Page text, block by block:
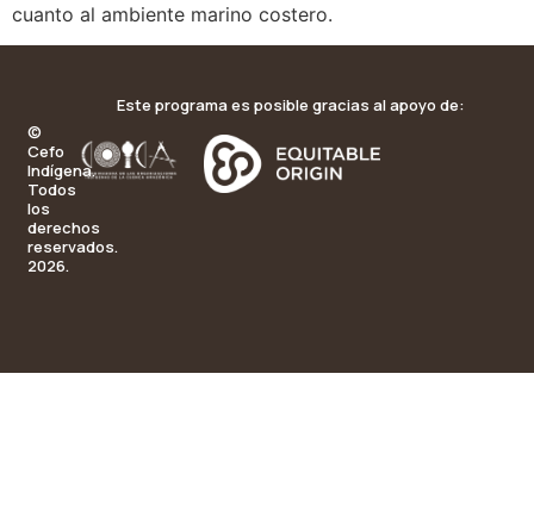
cuanto al ambiente marino costero.
©
Cefo
Indígena.
Todos
los
derechos
reservados.
2026.
Este programa es posible gracias al apoyo de: